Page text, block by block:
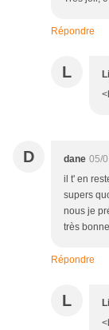
Répondre
L
D dane 05/
il t' en
supers
nous je
très
Répondre
L